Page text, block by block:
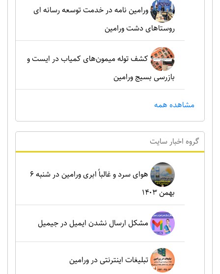
ورامین نامه در خدمت توسعه رسانه ای
روستاهای دشت ورامین
کشف توله میمون‌های کمیاب در ایست و
بازرسی بسیج ورامین
مشاهده همه
گروه اخبار سايت
هوای سرد و غالباً ابری ورامین در شنبه ۶
بهمن ۱۴۰۳
مشکل ارسال نشدن ایمیل در جیمیل
تبلیغات اینترنتی در ورامین